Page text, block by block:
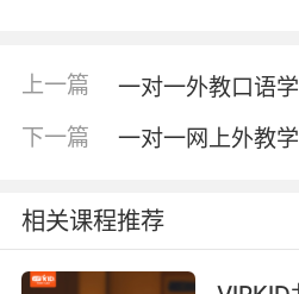
上一篇 一对一外教口语学
下一篇 一对一网上外教
相关课程推荐